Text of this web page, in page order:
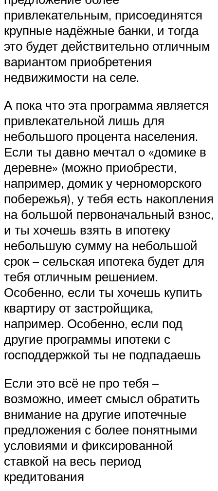
привлекательным, присоединятся
крупные надёжные банки, и тогда
это будет действительно отличным
вариантом приобретения
недвижимости на селе.
А пока что эта программа является
привлекательной лишь для
небольшого процента населения.
Если ты давно мечтал о «домике в
деревне» (можно приобрести,
например, домик у черноморского
побережья), у тебя есть накопления
на большой первоначальный взнос,
и ты хочешь взять в ипотеку
небольшую сумму на небольшой
срок – сельская ипотека будет для
тебя отличным решением.
Особенно, если ты хочешь купить
квартиру от застройщика,
например. Особенно, если под
другие программы ипотеки с
господдержкой ты не подпадаешь
Если это всё не про тебя –
возможно, имеет смысл обратить
внимание на другие ипотечные
предложения с более понятными
условиями и фиксированной
ставкой на весь период
кредитования